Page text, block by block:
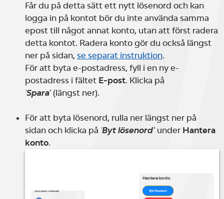
Får du på detta sätt ett nytt lösenord och kan
logga in på kontot bör du inte använda samma
epost till något annat konto, utan att först radera
detta kontot. Radera konto gör du också längst
ner på sidan, se separat instruktion.
För att byta e-postadress, fyll i en ny e-
postadress i fältet E-post. Klicka på
'Spara' (längst ner).
För att byta lösenord, rulla ner längst ner på
sidan och klicka på 'Byt lösenord' under Hantera
konto.